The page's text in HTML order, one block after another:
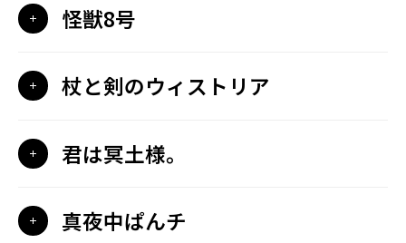
怪獣8号
杖と剣のウィストリア
君は冥土様。
真夜中ぱんチ